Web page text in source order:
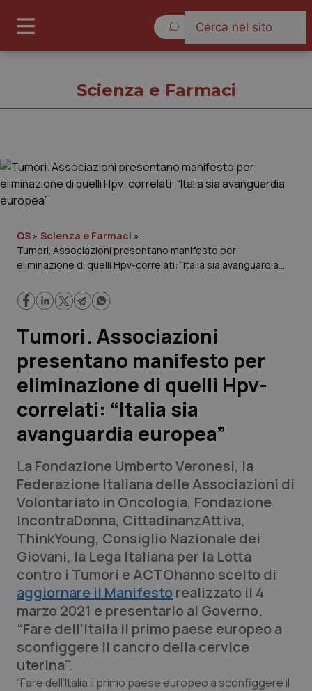
Cronache
Governo e Parlamento
Regioni e Asl
Lavoro e Professioni
Scienza e Farmaci
Studi e Analisi
Lettere al direttore
QS Pro
Professionisti Sanitari.AI
Abruzzo
Basilicata
Calabria
Campania
QS Pro Gold
Artrite & artrosi
Asma & BPCO
Car-T
QS Club Newsletter
Scienza e Farmaci
QS » Scienza e Farmaci »
Tumori. Associazioni presentano manifesto per
eliminazione di quelli Hpv-correlati: “Italia sia avanguardia
Tumori. Associazioni
presentano manifesto per
eliminazione di quelli Hpv-
correlati: “Italia sia
avanguardia europea”
La Fondazione Umberto Veronesi, la
Federazione Italiana delle Associazioni di
Volontariato in Oncologia, Fondazione
IncontraDonna, CittadinanzAttiva,
ThinkYoung, Consiglio Nazionale dei
Giovani, la Lega Italiana per la Lotta
contro i Tumori e ACTOhanno scelto di
aggiornare il Manifesto realizzato il 4
marzo 2021 e presentarlo al Governo.
“Fare dell’Italia il primo paese europeo a
sconfiggere il cancro della cervice
uterina".
“Fare dell’Italia il primo paese europeo a sconfiggere il